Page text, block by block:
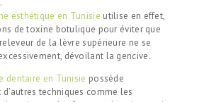
esthétique en Tunisie utilise en effet,
de toxine botulique pour éviter que
de la lèvre supérieure ne se
dévoilant la gencive.
dentaire en Tunisie possède
techniques comme les